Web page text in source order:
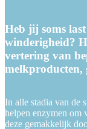
Heb jij soms
winderigheid?
vertering van
In alle stadia van de
helpen enzymen om
deze gemakkelijk